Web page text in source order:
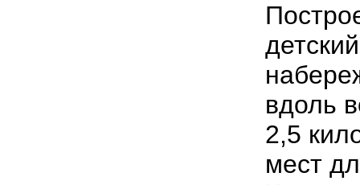
вдоль
2,5
мест